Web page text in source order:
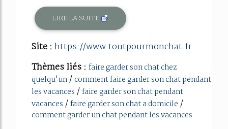
LIRE LA SUITE
Site : https://www.toutpourmonchat.fr
Thèmes liés : faire garder son chat chez
quelqu'un/ comment faire garder son chat pendant
les vacances /faire garder son chat pendant
vacances /faire garder son chat a domicile /
comment garder un chat pendant les vacances